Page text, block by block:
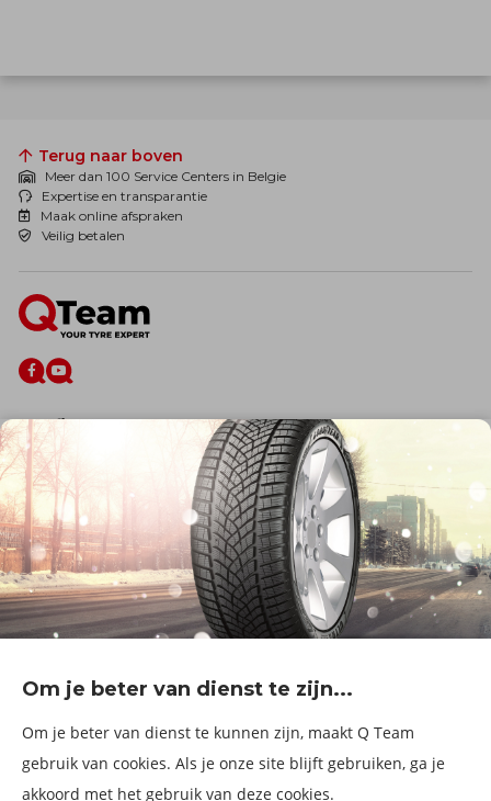
Om je beter van dienst te zijn...
Om je beter van dienst te kunnen zijn, maakt Q Team
gebruik van cookies. Als je onze site blijft gebruiken, ga je
akkoord met het gebruik van deze cookies.
Terug naar boven
Meer dan 100 Service Centers in Belgie
Expertise en transparantie
Maak online afspraken
Veilig betalen
De firma
Wie zijn wij?
Blog
Onze dienstverlening
Banden
Velgen
Diensten
Afspraak Maken
Informatie over
Professionele voertuigen
B2Bassistance
Werken bij QTeam
Maak een afspraak